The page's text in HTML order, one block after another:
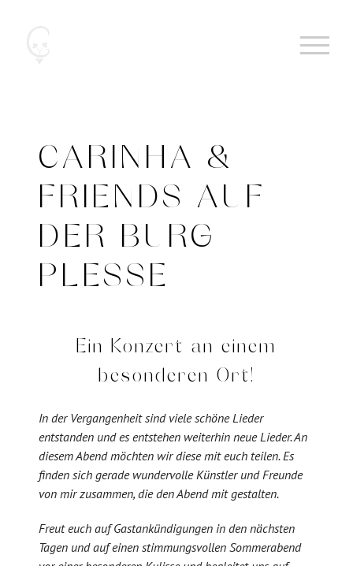
CARINHA &
FRIENDS AUF
DER BURG
PLESSE
Ein Konzert an einem
besonderen Ort!
In der Vergangenheit sind viele schöne Lieder
entstanden und es entstehen weiterhin neue Lieder. An
diesem Abend möchten wir diese mit euch teilen. Es
finden sich gerade wundervolle Künstler und Freunde
von mir zusammen, die den Abend mit gestalten.
Freut euch auf Gastankündigungen in den nächsten
Tagen und auf einen stimmungsvollen Sommerabend